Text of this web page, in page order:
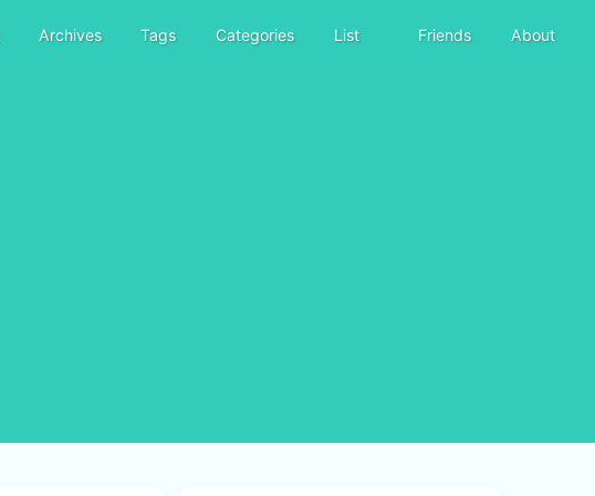
Archives Tags Categories List Friends About